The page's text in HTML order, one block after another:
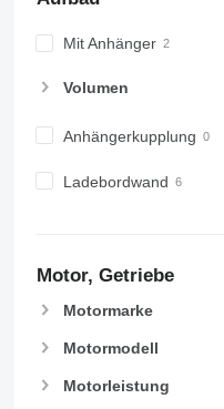
Mit Anhänger
Volumen
Anhängerkupplung
Ladebordwand
Motor, Getriebe
Motormarke
Motormodell
Motorleistung